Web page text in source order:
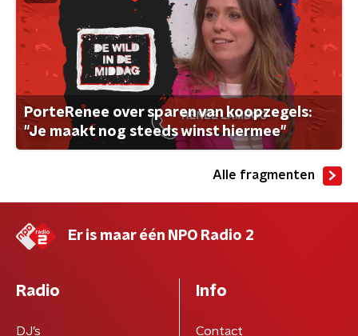
PorteRenee over sparen van koopzegels:
"Je maakt nog steeds winst hiermee"
Alle fragmenten
Er is maar één NPO Radio 2
Radio
DJ’s
Info
Contact